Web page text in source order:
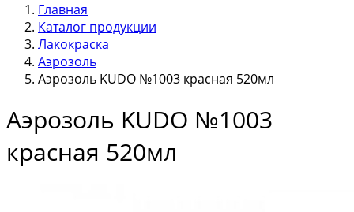
Главная
Каталог продукции
Лакокраска
Аэрозоль
Аэрозоль KUDO №1003 красная 520мл
Аэрозоль KUDO №1003
красная 520мл